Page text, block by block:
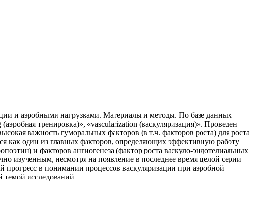
и аэробными нагрузками. Материалы и методы. По базе данных
тренировка)», «vascularization (васкуляризация)». Проведен
важность гуморальных факторов (в т.ч. факторов роста) для роста
как один из главных факторов, определяющих эффективную работу
и факторов ангиогенеза (фактор роста васкуло-эндотелиальных
изученным, несмотря на появление в последнее время целой серии
в понимании процессов васкуляризации при аэробной
темой исследований.